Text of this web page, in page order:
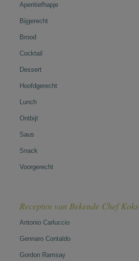
Aperitiefhapje
Bijgerecht
Brood
Cocktail
Dessert
Hoofdgerecht
Lunch
Ontbijt
Saus
Snack
Voorgerecht
Recepten van Bekende Chef Koks
Antonio Carluccio
Gennaro Contaldo
Gordon Ramsay